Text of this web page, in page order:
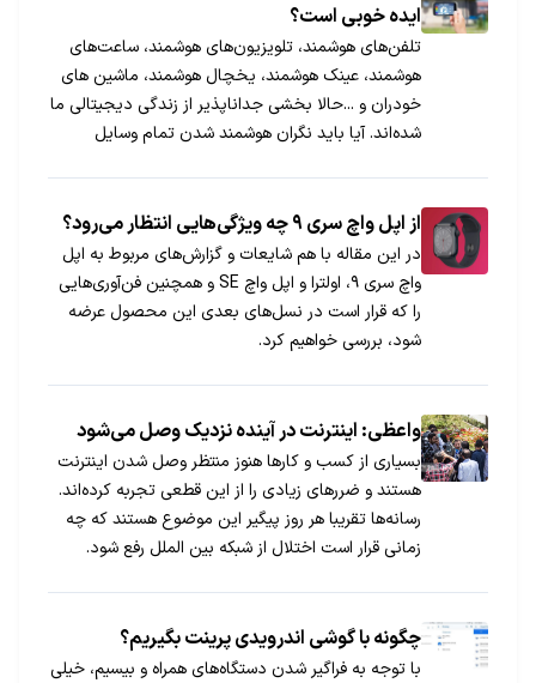
ایده‌ خوبی است؟
تلفن‌های هوشمند، تلویزیون‎‌های هوشمند، ساعت‌های
هوشمند، عینک هوشمند، یخچال هوشمند، ماشین ‌های
خودران و ...حالا بخشی جداناپذیر از زندگی دیجیتالی ما
شده‌اند. آیا باید نگران هوشمند شدن تمام وسایل
از اپل واچ سری ۹ چه ویژگی‌هایی انتظار می‌رود؟
در این مقاله با هم شایعات و گزارش‌های مربوط به اپل
واچ سری ۹، اولترا و اپل واچ SE و همچنین فن‌آوری‌هایی
را که قرار است در نسل‌های بعدی این محصول عرضه
شود، بررسی خواهیم کرد.
واعظی: اینترنت در آینده نزدیک وصل می‌شود
بسیاری از کسب و کارها هنوز منتظر وصل شدن اینترنت
هستند و ضررهای زیادی را از این قطعی تجربه کرده‌اند.
رسانه‌ها تقریبا هر روز پیگیر این موضوع هستند که چه
زمانی قرار است اختلال از شبکه بین الملل رفع شود.
چگونه با گوشی اندرویدی پرینت بگیریم؟
با توجه به فراگیر شدن دستگاه‌های همراه و بیسیم، خیلی